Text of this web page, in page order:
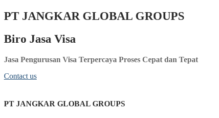
PT JANGKAR GLOBAL GROUPS
Biro Jasa Visa
Jasa Pengurusan Visa Terpercaya Proses Cepat dan Tepat
Contact us
PT JANGKAR GLOBAL GROUPS